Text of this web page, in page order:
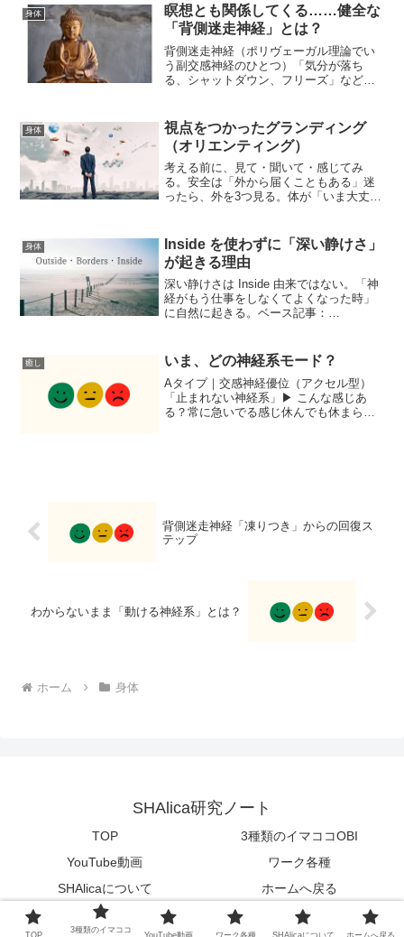
は、言葉（思考）から入るほど、さらに
固まりやすい。だからこの...
身体
瞑想とも関係してくる……健全な
「背側迷走神経」とは？
背側迷走神経（ポリヴェーガル理論でい
う副交感神経のひとつ）「気分が落ち
る、シャットダウン、フリーズ」などへ
能）① 命を守る最終防御強いストレスや
脅威のとき、戦う（交感）...
身体
視点をつかったグランディング
（オリエンティング）
考える前に、見て・聞いて・感じてみ
る。安全は「外から届くこともある」迷
ったら、外を3つ見る。体が「いま大丈
音・光・物を五感で確認し、体に「今は
安全」と知らせる自然な反応。...
身体
Inside を使わずに「深い静けさ」
が起きる理由
深い静けさは Inside 由来ではない。「神
経がもう仕事をしなくてよくなった時」
に自然に起きる。ベース記事：
Inside（内側感覚：呼吸・心拍・内臓感
覚）I...
癒し いま、どの神経系モード？
Aタイプ｜交感神経優位（アクセル型）
「止まれない神経系」▶ こんな感じあ
る？常に急いでる感じ休んでも休まらな
背側迷走神経「凍りつき」からの回復ス
テップ
わからないまま「動ける神経系」とは？
ホーム 身体
SHAlica研究ノート
TOP
3種類のイマココOBI
YouTube動画
ワーク各種
SHAlicaについて
ホームへ戻る
© 2025 SHAlica研究ノート.
TOP
3種類のイマココ
YouTube動画 ワーク各種 SHAlicaについて ホームへ戻る